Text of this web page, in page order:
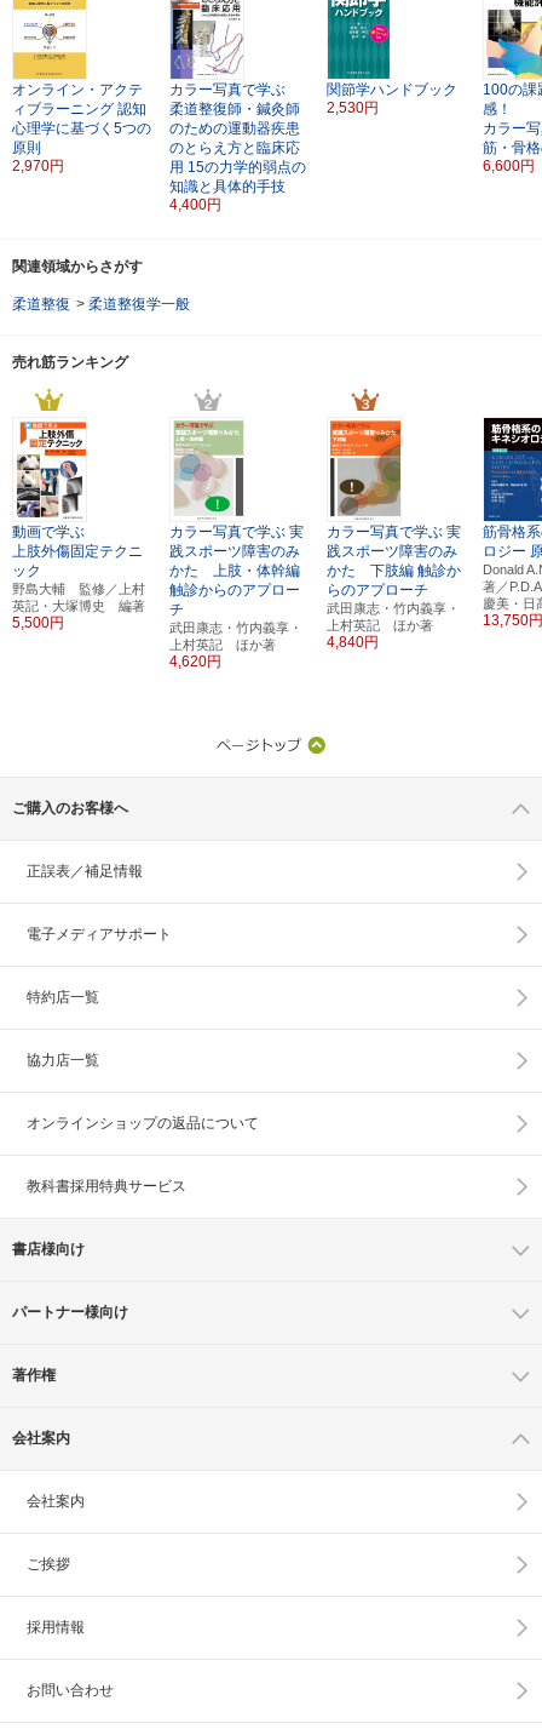
オンライン・アクテ
ィブラーニング 認知
心理学に基づく5つの
原則
2,970円
カラー写真で学ぶ
柔道整復師・鍼灸師
のための運動器疾患
のとらえ方と臨床応
用 15の力学的弱点の
知識と具体的手技
4,400円
関節学ハンドブック
2,530円
100の課
感！
カラー
筋・骨
6,600円
関連領域からさがす
柔道整復 > 柔道整復学一般
売れ筋ランキング
動画で学ぶ
上肢外傷固定テクニ
ック
野島大輔 監修／上村
英記・大塚博史 編著
5,500円
カラー写真で学ぶ 実
践スポーツ障害のみ
かた 上肢・体幹編
触診からのアプロー
チ
武田康志・竹内義享・
上村英記 ほか著
4,620円
カラー写真で学ぶ 実
践スポーツ障害のみ
かた 下肢編 触診か
らのアプローチ
武田康志・竹内義享・
上村英記 ほか著
4,840円
筋骨格
ロジー
Donald
著／
慶美・
13,750
ご購入のお客様へ
正誤表／補足情報
電子メディアサポート
特約店一覧
協力店一覧
オンラインショップの返品について
教科書採用特典サービス
書店様向け
パートナー様向け
著作権
会社案内
会社案内
ご挨拶
採用情報
お問い合わせ